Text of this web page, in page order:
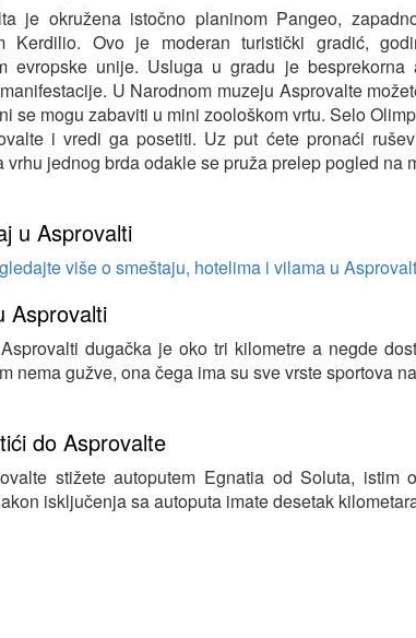
je okružena istočno planinom Pangeo,
Kerdilio. Ovo je moderan turistički gradić,
evropske unije. Usluga u gradu je
U Narodnom muzeju Asprovalte
se mogu zabaviti u mini zoološkom vrtu. Selo
i vredi ga posetiti. Uz put ćete pronaći
vrhu jednog brda odakle se pruža prelep pogled na
u Asprovalti
više o smeštaju, hotelima i vilama u
Asprovalti
dugačka je oko tri kilometre a negde
nema gužve, ona čega ima su sve vrste sportova
do Asprovalte
stižete autoputem Egnatia od Soluta, istim
isključenja sa autoputa imate desetak